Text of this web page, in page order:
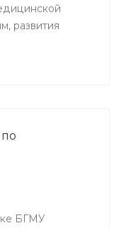
развития
союза
БГМУ